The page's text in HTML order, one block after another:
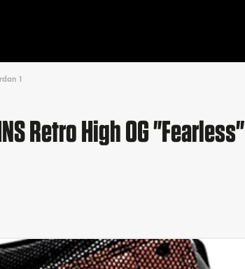
1
Retro High OG "Fearless"